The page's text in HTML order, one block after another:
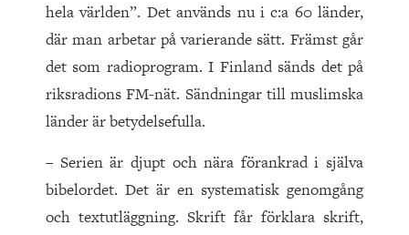
hela världen”. Det används nu i c:a 60 länder,
där man arbetar på varierande sätt. Främst går
det som radioprogram. I Finland sänds det på
riksradions FM-nät. Sändningar till muslimska
länder är betydelsefulla.
– Serien är djupt och nära förankrad i själva
bibelordet. Det är en systematisk genomgång
och textutläggning. Skrift får förklara skrift,